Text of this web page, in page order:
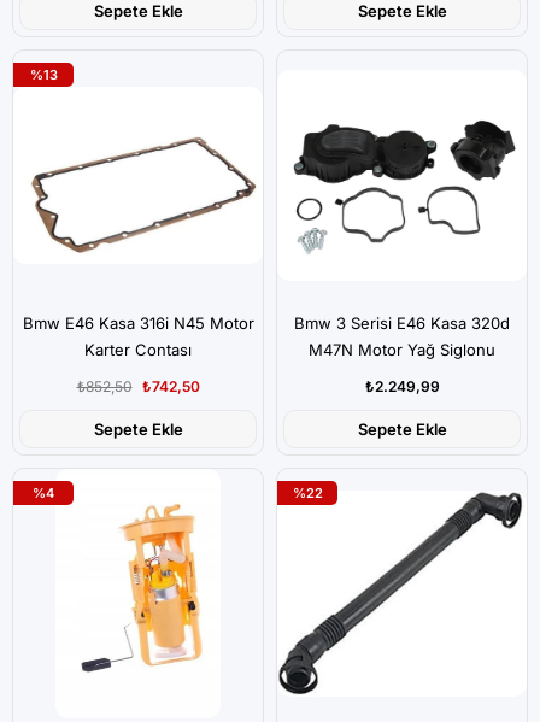
Sepete Ekle Sepete Ekle
Bmw E46 Kasa 316i N45 Motor
Karter Contası
₺742,50
₺852,50
Sepete Ekle
%13
Bmw 3 Serisi E46 Kasa 320d
M47N Motor Yağ Siglonu
₺2.249,99
Sepete Ekle
%4 %22